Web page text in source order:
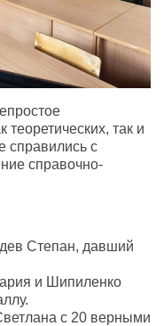
теоретических, так и
справились с
справочно-
Степан, давший
и Шипиленко
с 20 верными